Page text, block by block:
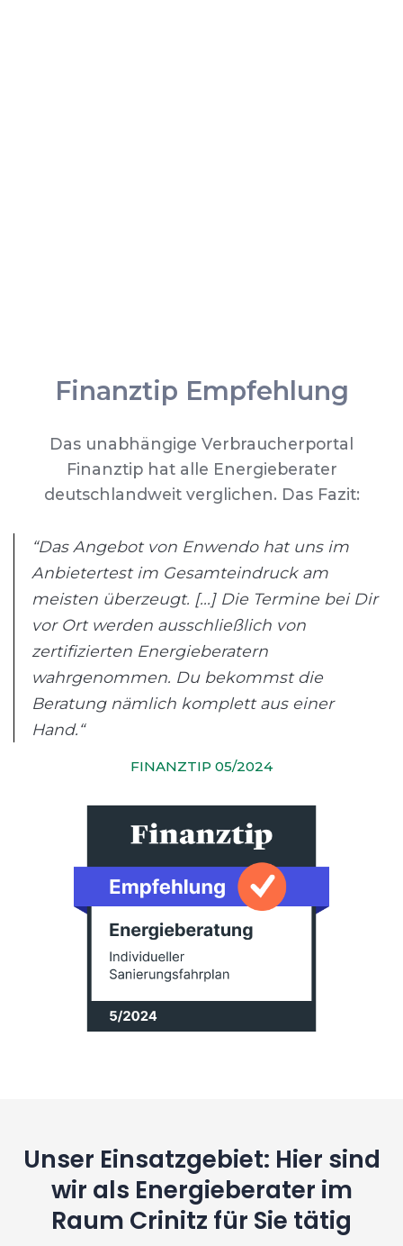
Finanztip Empfehlung
Das unabhängige Verbraucherportal
Finanztip hat alle Energieberater
deutschlandweit verglichen. Das Fazit:
“Das Angebot von Enwendo hat uns im
Anbietertest im Gesamteindruck am
meisten überzeugt. [...] Die Termine bei Dir
vor Ort werden ausschließlich von
zertifizierten Energieberatern
wahrgenommen. Du bekommst die
Beratung nämlich komplett aus einer
Hand.“
FINANZTIP 05/2024
Unser Einsatzgebiet: Hier sind
wir als Energieberater im
Raum Crinitz für Sie tätig